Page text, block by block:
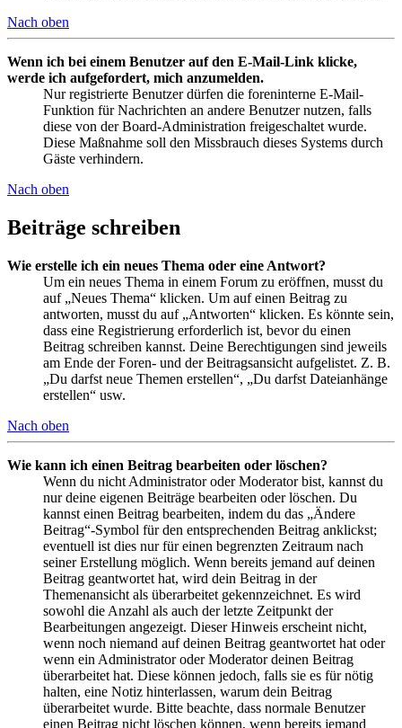
Nach oben
Wenn ich bei einem Benutzer auf den E-Mail-Link klicke,
werde ich aufgefordert, mich anzumelden.
Nur registrierte Benutzer dürfen die foreninterne E-Mail-
Funktion für Nachrichten an andere Benutzer nutzen, falls
diese von der Board-Administration freigeschaltet wurde.
Diese Maßnahme soll den Missbrauch dieses Systems durch
Gäste verhindern.
Nach oben
Beiträge schreiben
Wie erstelle ich ein neues Thema oder eine Antwort?
Um ein neues Thema in einem Forum zu eröffnen, musst du
auf „Neues Thema“ klicken. Um auf einen Beitrag zu
antworten, musst du auf „Antworten“ klicken. Es könnte sein,
dass eine Registrierung erforderlich ist, bevor du einen
Beitrag schreiben kannst. Deine Berechtigungen sind jeweils
am Ende der Foren- und der Beitragsansicht aufgelistet. Z. B.
„Du darfst neue Themen erstellen“, „Du darfst Dateianhänge
erstellen“ usw.
Nach oben
Wie kann ich einen Beitrag bearbeiten oder löschen?
Wenn du nicht Administrator oder Moderator bist, kannst du
nur deine eigenen Beiträge bearbeiten oder löschen. Du
kannst einen Beitrag bearbeiten, indem du das „Ändere
Beitrag“-Symbol für den entsprechenden Beitrag anklickst;
eventuell ist dies nur für einen begrenzten Zeitraum nach
seiner Erstellung möglich. Wenn bereits jemand auf deinen
Beitrag geantwortet hat, wird dein Beitrag in der
Themenansicht als überarbeitet gekennzeichnet. Es wird
sowohl die Anzahl als auch der letzte Zeitpunkt der
Bearbeitungen angezeigt. Dieser Hinweis erscheint nicht,
wenn noch niemand auf deinen Beitrag geantwortet hat oder
wenn ein Administrator oder Moderator deinen Beitrag
überarbeitet hat. Diese können jedoch, falls sie es für nötig
halten, eine Notiz hinterlassen, warum dein Beitrag
überarbeitet wurde. Bitte beachte, dass normale Benutzer
einen Beitrag nicht löschen können, wenn bereits jemand